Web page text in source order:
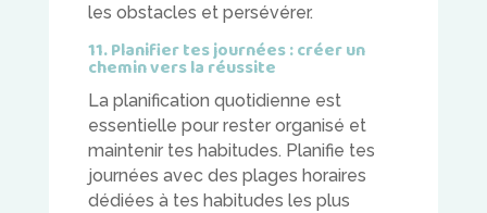
les obstacles et persévérer.
11. Planifier tes journées : créer un
chemin vers la réussite
La planification quotidienne est
essentielle pour rester organisé et
maintenir tes habitudes. Planifie tes
journées avec des plages horaires
dédiées à tes habitudes les plus